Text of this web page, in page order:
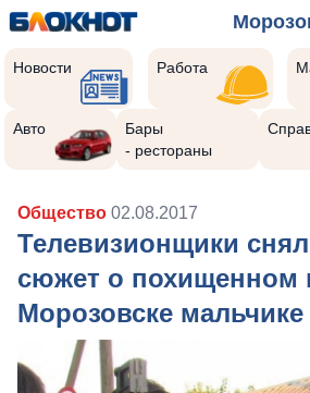
Новости Работа
Авто
Бары
- рестораны
Общество 02.08.2017
Телевизионщики
сюжет о похищенном
Морозовске мальчике